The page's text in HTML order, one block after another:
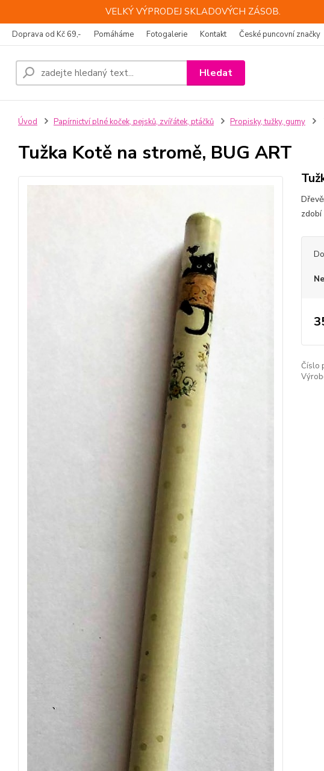
VELKÝ VÝPRODEJ SKLADOVÝCH ZÁSOB.
Doprava od Kč 69,- Pomáháme Fotogalerie Kontakt České puncovní značky
Hledat
Úvod Papírnictví plné koček, pejsků, zvířátek, ptáčků Propisky, tužky, gumy
Tužka Kotě na stromě, BUG ART
zdobí
Číslo